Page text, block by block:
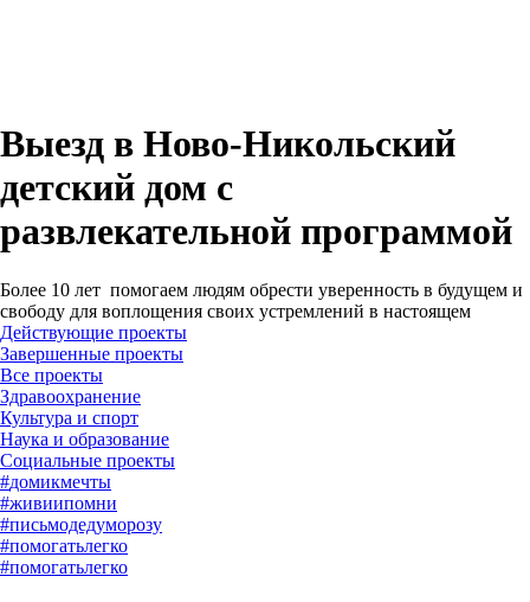
Выезд в Ново-Никольский
детский дом с
развлекательной программой
Более 10 лет помогаем людям обрести уверенность в будущем и
свободу для воплощения своих устремлений в настоящем
Действующие проекты
Завершенные проекты
#домикмечты
#живиипомни
#письмодедуморозу
#помогатьлегко
#помогатьлегко